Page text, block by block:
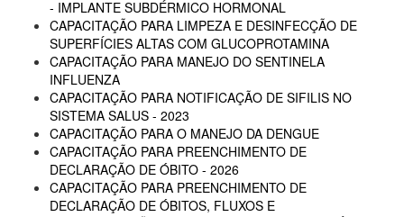
- IMPLANTE SUBDÉRMICO HORMONAL
CAPACITAÇÃO PARA LIMPEZA E DESINFECÇÃO DE
SUPERFÍCIES ALTAS COM GLUCOPROTAMINA
CAPACITAÇÃO PARA MANEJO DO SENTINELA
INFLUENZA
CAPACITAÇÃO PARA NOTIFICAÇÃO DE SIFILIS NO
SISTEMA SALUS - 2023
CAPACITAÇÃO PARA O MANEJO DA DENGUE
CAPACITAÇÃO PARA PREENCHIMENTO DE
DECLARAÇÃO DE ÓBITO - 2026
CAPACITAÇÃO PARA PREENCHIMENTO DE
DECLARAÇÃO DE ÓBITOS, FLUXOS E